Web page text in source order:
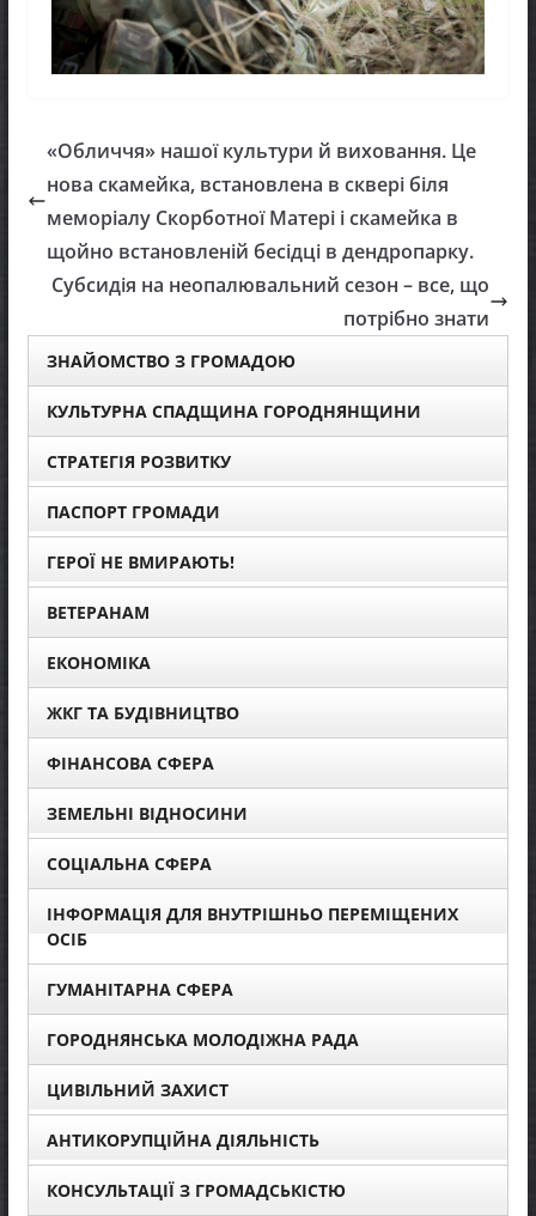
«Обличчя» нашої культури й виховання. Це
нова скамейка, встановлена в сквері біля
меморіалу Скорботної Матері і скамейка в
щойно встановленій бесідці в дендропарку.
Субсидія на неопалювальний сезон – все, що
потрібно знати
ЗНАЙОМСТВО З ГРОМАДОЮ
КУЛЬТУРНА СПАДЩИНА ГОРОДНЯНЩИНИ
СТРАТЕГІЯ РОЗВИТКУ
ПАСПОРТ ГРОМАДИ
ГЕРОЇ НЕ ВМИРАЮТЬ!
ВЕТЕРАНАМ
ЕКОНОМІКА
ЖКГ ТА БУДІВНИЦТВО
ФІНАНСОВА СФЕРА
ЗЕМЕЛЬНІ ВІДНОСИНИ
СОЦІАЛЬНА СФЕРА
ІНФОРМАЦІЯ ДЛЯ ВНУТРІШНЬО ПЕРЕМІЩЕНИХ
ОСІБ
ГУМАНІТАРНА СФЕРА
ГОРОДНЯНСЬКА МОЛОДІЖНА РАДА
ЦИВІЛЬНИЙ ЗАХИСТ
АНТИКОРУПЦІЙНА ДІЯЛЬНІСТЬ
КОНСУЛЬТАЦІЇ З ГРОМАДСЬКІСТЮ